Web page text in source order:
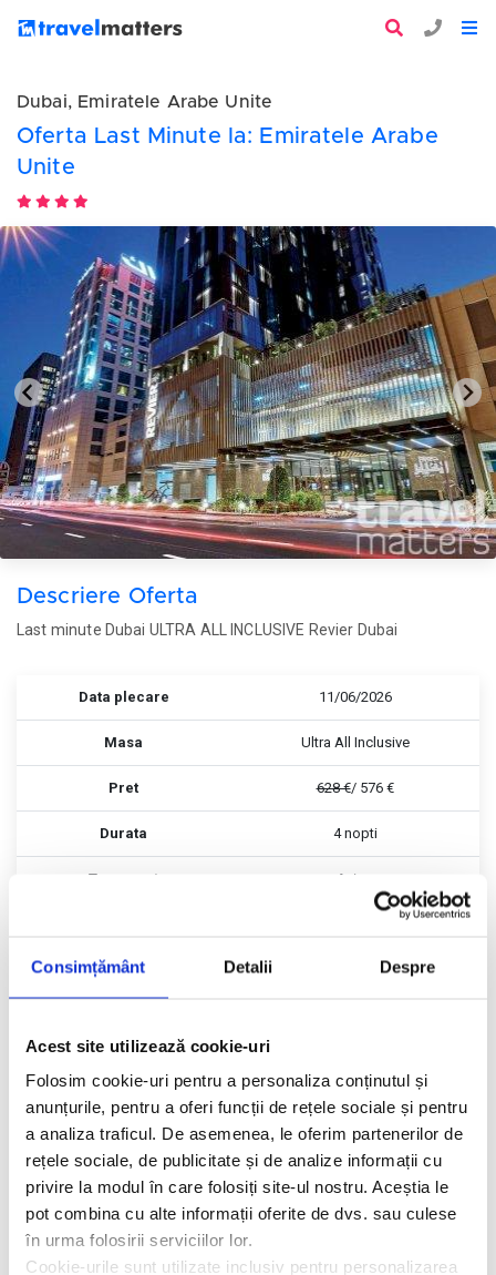
Consimțământ Detalii Despre
Acest site utilizează cookie-uri
Folosim cookie-uri pentru a personaliza conținutul și
anunțurile, pentru a oferi funcții de rețele sociale și pentru
a analiza traficul. De asemenea, le oferim partenerilor de
rețele sociale, de publicitate și de analize informații cu
privire la modul în care folosiți site-ul nostru. Aceștia le
pot combina cu alte informații oferite de dvs. sau culese
în urma folosirii serviciilor lor.
Cookie-urile sunt utilizate inclusiv pentru personalizarea
Dubai, Emiratele Arabe Unite
Oferta Last Minute la: Emiratele Arabe
Unite
Descriere Oferta
Last minute Dubai ULTRA ALL INCLUSIVE Revier Dubai
Data plecare 11/06/2026
Masa Ultra All Inclusive
Pret 628 €/ 576 €
Durata 4 nopti
Transport Avion
Rezerva
Descriere hotel
Hotelul Revier Dubai 4*este situat in Business Bay Dubai, la 2
km de Burj Khalifa, la 2,2 km de Dubai Mall, la 8 km de Fantana
Dubai si la 12 km de Aeroportul International Dubai.
Facilitati hotel
Camere hotel